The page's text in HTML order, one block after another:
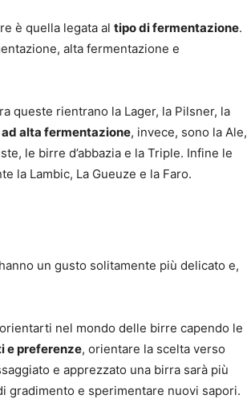
è quella legata al tipo di fermentazione.
alta fermentazione e
queste rientrano la Lager, la Pilsner, la
alta fermentazione, invece, sono la Ale,
le birre d’abbazia e la Triple. Infine le
la Lambic, La Gueuze e la Faro.
hanno un gusto solitamente più delicato e,
nel mondo delle birre capendo le
e preferenze, orientare la scelta verso
e apprezzato una birra sarà più
gradimento e sperimentare nuovi sapori.